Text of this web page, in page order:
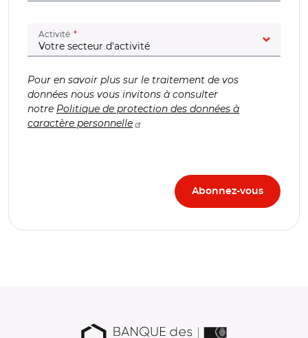
Activité (champ obligatoire)
Pour en savoir plus sur le traitement de vos
données nous vous invitons à consulter
notre Politique de protection des données à
caractère personnelle